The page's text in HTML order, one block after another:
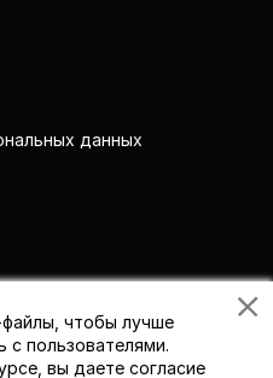
данных
чтобы лучше
с пользователями.
вы даете согласие